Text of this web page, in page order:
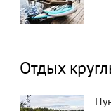
Отдых